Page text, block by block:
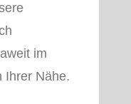
im
Ihrer Nähe.